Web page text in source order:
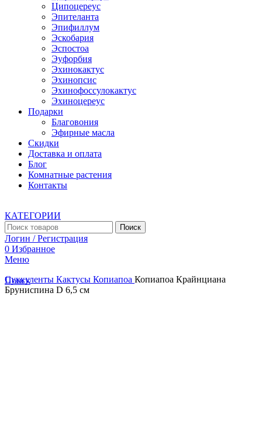
Ципоцереус
Эпителанта
Эпифиллум
Эскобария
Эспостоа
Эуфорбия
Эхинокактус
Эхинопсис
Эхинофоссулокактус
Эхиноцереус
Подарки
Благовония
Эфирные масла
Скидки
Доставка и оплата
Блог
Комнатные растения
Контакты
КАТЕГОРИИ
Поиск
Логин / Регистрация
0 Избранное
Меню
Поиск
Суккуленты Кактусы Копиапоа Копиапоа Крайнциана
Бруниспина D 6,5 см